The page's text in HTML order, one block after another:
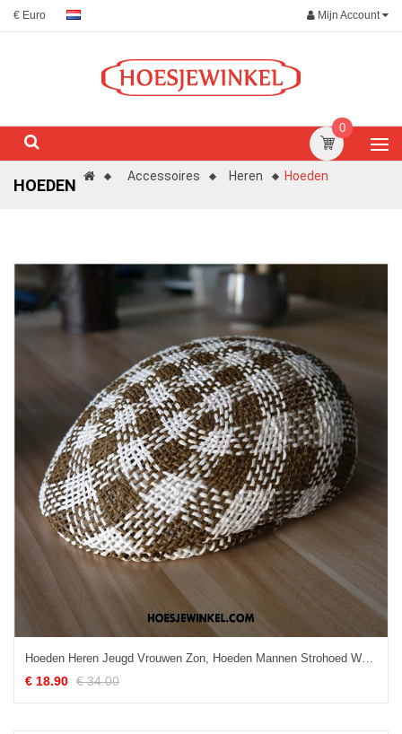
€ Euro Mijn Account
0
HOEDEN Accessoires Heren Hoeden
Hoeden Heren Jeugd Vrouwen Zon, Hoeden Mannen Strohoed Weiß
€ 18.90 € 34.00